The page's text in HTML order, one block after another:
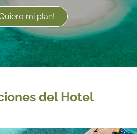
mi plan!
del Hotel